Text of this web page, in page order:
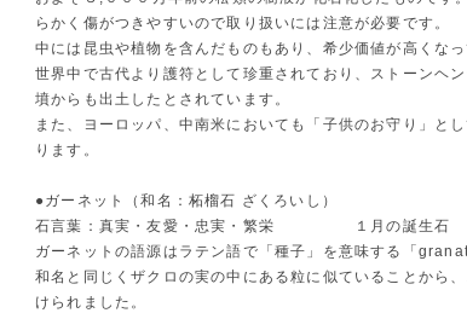
らかく傷がつきやすいので取り扱いには注意が必要です。
中には昆虫や植物を含んだものもあり、希少価値が高くなっ
世界中で古代より護符として珍重されており、ストーンヘ
墳からも出土したとされています。
また、ヨーロッパ、中南米においても「子供のお守り」と
ります。
●ガーネット（和名：柘榴石 ざくろいし）
石言葉：真実・友愛・忠実・繁栄 １月の誕生石
ガーネットの語源はラテン語で「種子」を意味する「
和名と同じくザクロの実の中にある粒に似ていることから
けられました。